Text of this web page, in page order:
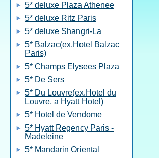
5* deluxe Plaza Athenee
5* deluxe Ritz Paris
5* deluxe Shangri-La
5* Balzac(ex.Hotel Balzac
Paris)
5* Champs Elysees Plaza
5* De Sers
5* Du Louvre(ex.Hotel du
Louvre, a Hyatt Hotel)
5* Hotel de Vendome
5* Hyatt Regency Paris -
Madeleine
5* Mandarin Oriental